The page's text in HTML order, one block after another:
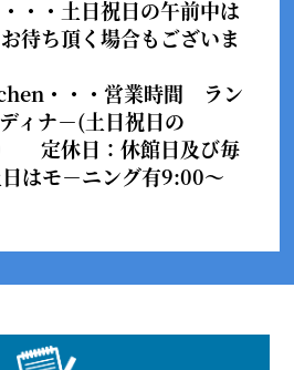
・・ 土日祝日の午前中は
待ち頂く場合もございま
・・・ 営業時間 ラン
ィナ－(土日祝日の
定休日：休館日及び毎
はモ－ニング有9:00～